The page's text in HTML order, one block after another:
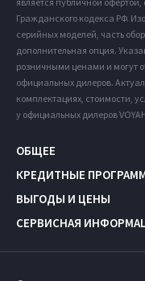
Гражданского кодекса РФ.
серийных моделей, часть
дополнительная опция.
розничными ценами и могут
официальных дилеров.
комплектациях, стоимости,
у официальных дилеров
ОБЩЕЕ
КРЕДИТНЫЕ
ВЫГОДЫ И ЦЕНЫ
СЕРВИСНАЯ